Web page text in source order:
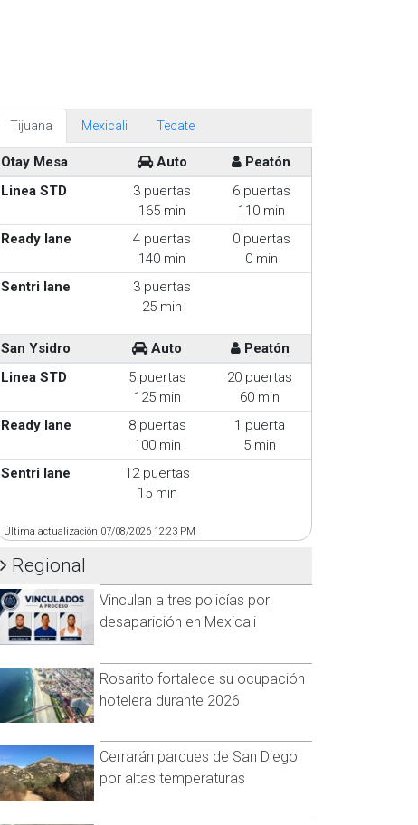
Tijuana Mexicali Tecate
Otay Mesa Auto
Peatón
Linea STD
3 puertas
165 min
6 puertas
110 min
Ready lane
4 puertas
140 min
0 puertas
0 min
Sentri lane
3 puertas
25 min
San Ysidro Auto
Peatón
Linea STD
5 puertas
125 min
20 puertas
60 min
Ready lane
8 puertas
100 min
1 puerta
5 min
Sentri lane
12 puertas
15 min
Última actualización 07/08/2026 12:23 PM
Regional
Vinculan a tres policías por
desaparición en Mexicali
Rosarito fortalece su ocupación
hotelera durante 2026
Cerrarán parques de San Diego
por altas temperaturas